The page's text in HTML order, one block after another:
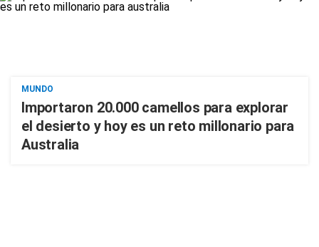
MUNDO
Importaron 20.000 camellos para explorar
el desierto y hoy es un reto millonario para
Australia